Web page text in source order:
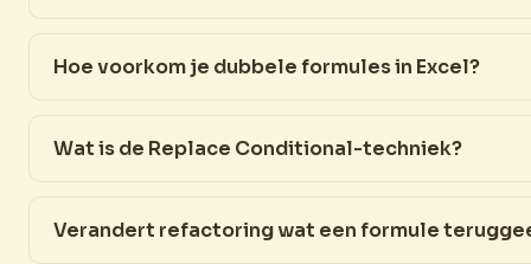
Hoe voorkom je dubbele formules in Excel?
Wat is de Replace Conditional-techniek?
Verandert refactoring wat een formule